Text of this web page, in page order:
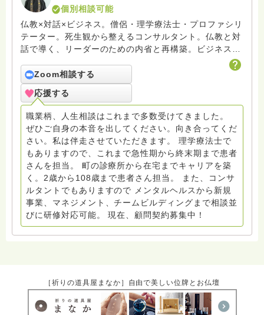
個別相談可能
仏教×対話×ビジネス。僧侶・理学療法士・プロファシリ
テーター。死生観から整えるコンサルタント。仏教と対
話で導く、リーダーのための内省と再構築。ビジネスと
いう営みを通じて、人が本音と出会い、本来の個性で生
きる場をひらいています。 ※お坊さん回答の中に「鈴木
光浄」がおりますが当初諸事情がございまして私が回答
したものでございます。そちらもあわせてご参照くださ
い
Zoom相談する
応援する
職業柄、人生相談はこれまで多数受けてきました。
ぜひご自身の本音を出してください。向き合ってくだ
さい。私は伴走させていただきます。 理学療法士で
もありますので、これまで急性期から終末期まで患者
さんを担当。 町の診療所から在宅までキャリアを築
く。2歳から108歳まで患者さん担当。 また、コンサ
ルタントでもありますので メンタルヘルスから新規
事業、マネジメント、チームビルディングまで相談並
びに研修対応可能。 現在、顧問契約募集中！
［祈りの道具屋まなか］自由で美しい位牌とお仏壇